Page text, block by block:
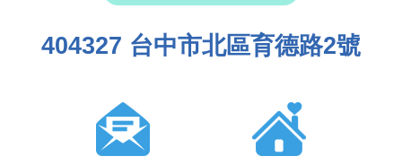
404327 台中市北區育德路2號